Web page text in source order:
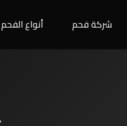
شركة فحم أنواع الفحم